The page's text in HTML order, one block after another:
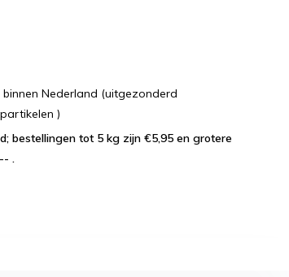
Nederland (uitgezonderd
)
.